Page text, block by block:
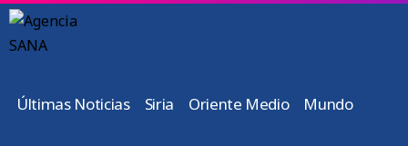
Últimas Noticias Siria Oriente Medio Mundo